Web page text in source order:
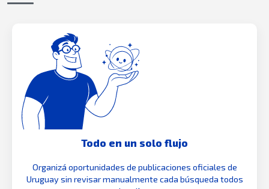
Todo en un solo flujo
Organizá oportunidades de publicaciones oficiales de
Uruguay sin revisar manualmente cada búsqueda todos